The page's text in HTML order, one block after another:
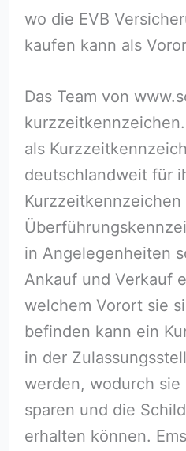
wo die EVB
kaufen kann als
Das Team von
als
deutschlandweit für
Kurzzeitkennzeichen
in Angelegenheiten
Ankauf und Verkauf
welchem Vorort sie
befinden kann ein
in der
werden, wodurch
sparen und die
erhalten können.